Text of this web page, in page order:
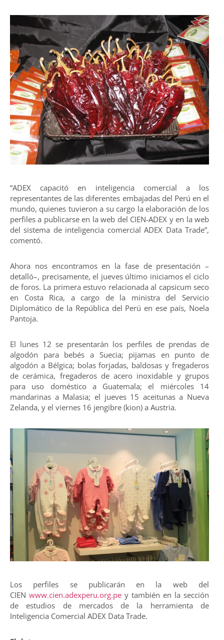
“ADEX capacitó en inteligencia comercial a los
representantes de las diferentes embajadas del Perú en el
mundo, quienes tuvieron a su cargo la elaboración de los
perfiles a publicarse en la web del CIEN-ADEX y en la web
del sistema de inteligencia comercial ADEX Data Trade”,
comentó.
Ahora nos encontramos en la fase de presentación –
detalló–, precisamente, el jueves último iniciamos el ciclo
de foros. La primera estuvo relacionada al capsicum seco
en Costa Rica, a cargo de la ministra del Servicio
Diplomático de la República del Perú en ese país, Noela
Pantoja.
El lunes 12 se presentarán los perfiles de prendas de
algodón para bebés a Suecia; pijamas en punto de
algodón a Bélgica; bolas forjadas, baldosas y fregaderos
de cerámica, fregaderos de acero inoxidable y grupos
para uso doméstico a Guatemala; el miércoles 14
mandarinas a Malasia; el jueves 15 aceitunas a Nueva
Zelanda, y el viernes 16 jengibre (kion) a Austria.
Los perfiles se publicarán en la web del
CIEN www.cien.adexperu.org.pe y también en la sección
de estudios de mercados de la herramienta de
Inteligencia Comercial ADEX Data Trade.